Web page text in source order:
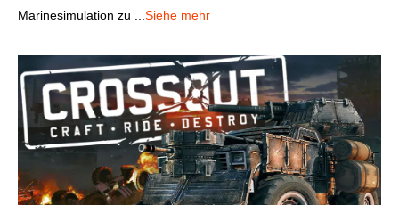
Marinesimulation zu ...Siehe mehr